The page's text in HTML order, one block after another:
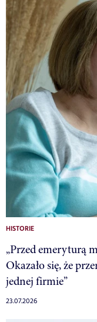
HISTORIE
„Przed emeryturą
Okazało się, że
jednej firmie”
23.07.2026